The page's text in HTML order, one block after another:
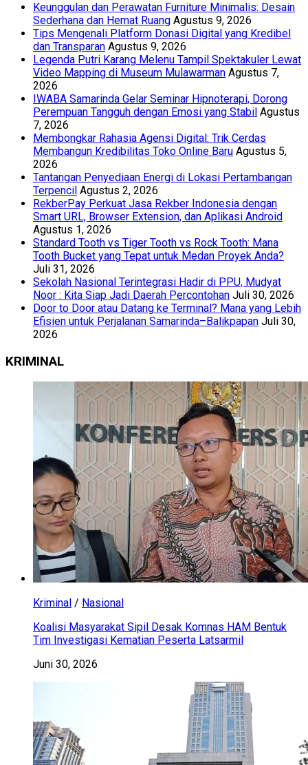
Keunggulan dan Perawatan Furniture Minimalis: Desain
Sederhana dan Hemat Ruang Agustus 9, 2026
Tips Mengenali Platform Donasi Digital yang Kredibel
dan Transparan Agustus 9, 2026
Legenda Putri Karang Melenu Tampil Spektakuler Lewat
Video Mapping di Museum Mulawarman Agustus 7,
2026
IWABA Samarinda Gelar Seminar Hipnoterapi, Dorong
Perempuan Tangguh dengan Emosi yang Stabil Agustus
7, 2026
Membongkar Rahasia Agensi Digital: Trik Cerdas
Membangun Kredibilitas Toko Online Baru Agustus 5,
2026
Tantangan Penyediaan Energi di Lokasi Pertambangan
Terpencil Agustus 2, 2026
RekberPay Perkuat Jasa Rekber Indonesia dengan
Smart URL, Browser Extension, dan Aplikasi Android
Agustus 1, 2026
Standard Tooth vs Tiger Tooth vs Rock Tooth: Mana
Tooth Bucket yang Tepat untuk Medan Proyek Anda?
Juli 31, 2026
Sekolah Nasional Terintegrasi Hadir di PPU, Mudyat
Noor : Kita Siap Jadi Daerah Percontohan Juli 30, 2026
Door to Door atau Datang ke Terminal? Mana yang Lebih
Efisien untuk Perjalanan Samarinda–Balikpapan Juli 30,
2026
KRIMINAL
Kriminal / Nasional
Koalisi Masyarakat Sipil Desak Komnas HAM Bentuk
Tim Investigasi Kematian Peserta Latsarmil
Juni 30, 2026